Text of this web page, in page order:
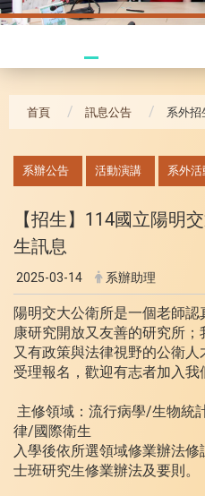
首頁 訊息公告 系外招
系辦公告 活動演講 系外活
【招生】114國立陽明
生訊息
2025-03-14 系辦助理
陽明交大公衛所是一個老師
康研究開放又友善的研究所；
又有政策與法律視野的公衛
受理報名，歡迎有志者加入我
主修領域：流行病學/生物統
律/國際衛生
入學後依所選領域修業辦法
士班研究生修業辦法及要則。